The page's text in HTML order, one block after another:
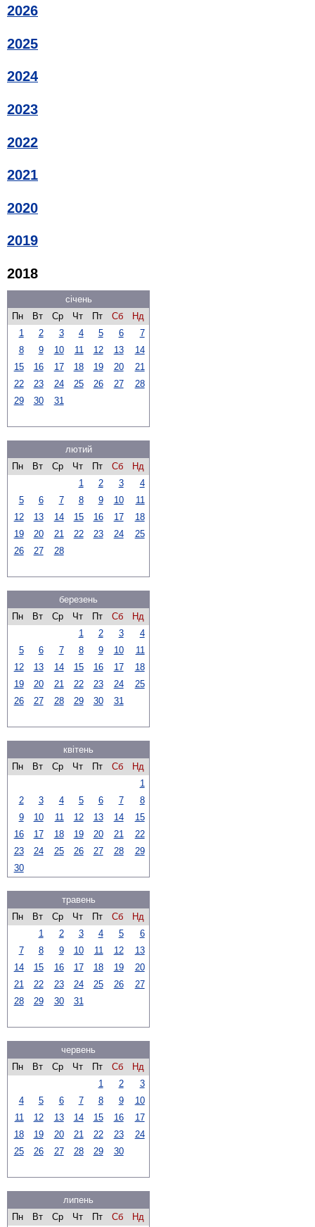
2026
2025
2024
2023
2022
2021
2020
2019
2018
січень
Пн
Вт Ср Чт Пт Сб
Нд
1
2 3 4 5 6
7
8
9 10 11 12 13
14
15
16 17 18 19 20
21
22
23 24 25 26 27
28
29
30 31
лютий
Пн
Вт Ср Чт Пт Сб
Нд
1
2 3
4
5
6 7 8 9 10
11
12
13 14 15 16 17
18
19
20 21 22 23 24
25
26
27 28
березень
Пн
Вт Ср Чт Пт Сб
Нд
1
2 3
4
5
6 7 8 9 10
11
12
13 14 15 16 17
18
19
20 21 22 23 24
25
26
27 28 29 30 31
квітень
Пн
Вт Ср Чт Пт Сб
Нд
1
2
3 4 5 6 7
8
9
10 11 12 13 14
15
16
17 18 19 20 21
22
23
24 25 26 27 28
29
30
травень
Пн
Вт Ср Чт Пт Сб
Нд
1
2 3 4 5
6
7
8 9 10 11 12
13
14
15 16 17 18 19
20
21
22 23 24 25 26
27
28
29 30 31
червень
Пн
Вт Ср Чт Пт Сб
Нд
1
2
3
4
5 6 7 8 9
10
11
12 13 14 15 16
17
18
19 20 21 22 23
24
25
26 27 28 29 30
липень
Пн
Вт Ср Чт Пт Сб
Нд